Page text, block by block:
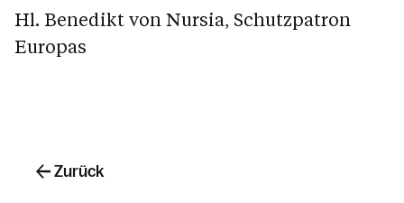
Hl. Benedikt von Nursia, Schutzpatron
Europas
Zurück